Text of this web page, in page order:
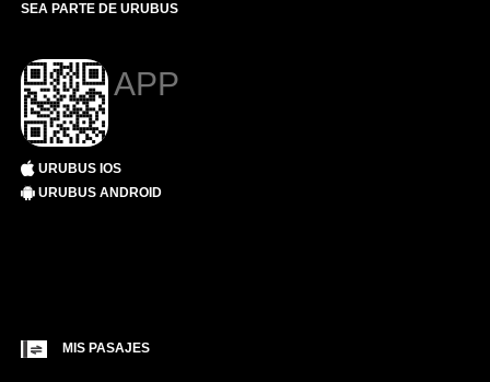
SEA PARTE DE URUBUS
APP
URUBUS IOS
URUBUS ANDROID
MIS PASAJES